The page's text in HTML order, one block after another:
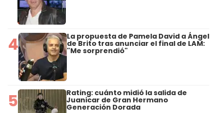
4 La propuesta de Pamela David a Ángel
de Brito tras anunciar el final de LAM:
"Me sorprendió"
5 Rating: cuánto midió la salida de
Juanicar de Gran Hermano
Generación Dorada